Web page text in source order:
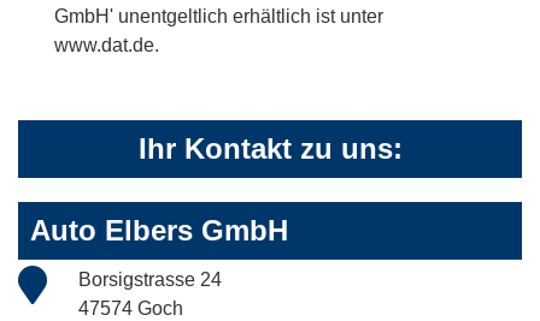
GmbH' unentgeltlich erhältlich ist unter
www.dat.de.
Ihr Kontakt zu uns:
Auto Elbers GmbH
Borsigstrasse 24
47574 Goch